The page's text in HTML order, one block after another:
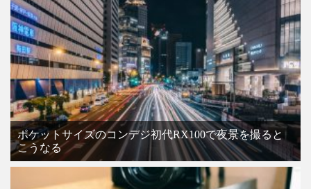
ポケットサイズのコンデジ初代RX100で夜景を撮ると
こうなる